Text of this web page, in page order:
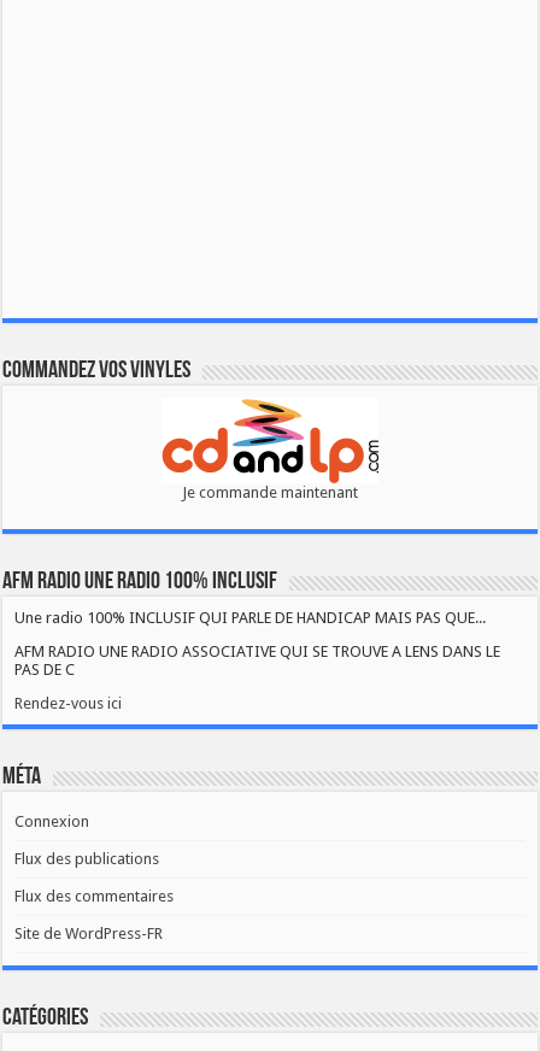
Commandez vos vinyles
Je commande maintenant
AFM RADIO UNE RADIO 100% INCLUSIF
Une radio 100% INCLUSIF QUI PARLE DE HANDICAP MAIS PAS QUE...
AFM RADIO UNE RADIO ASSOCIATIVE QUI SE TROUVE A LENS DANS LE
PAS DE C
Rendez-vous ici
Méta
Connexion
Flux des publications
Flux des commentaires
Site de WordPress-FR
Catégories